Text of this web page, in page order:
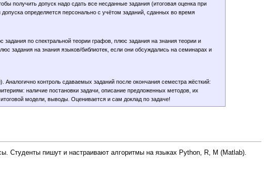
получить допуск надо сдать все несданные задания (итоговая оценка при
определяется персонально с учётом заданий, сданных во время
по спектральной теории графов, плюс задания на знания теории и
задания на знания языков/библиотек, если они обсуждались на семинарах и
контроль сдаваемых заданий после окончания семестра жёсткий:
наличие постановки задачи, описание предложенных методов, их
модели, выводы. Оценивается и сам доклад по задаче!
Студенты пишут и настраивают алгоритмы на языках Python, R, M (Matlab).